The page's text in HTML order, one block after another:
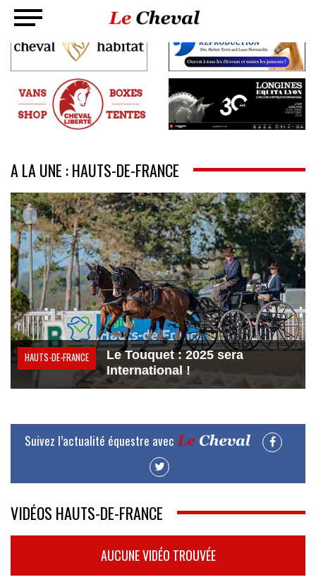
A LA UNE : HAUTS-DE-FRANCE
HAUTS-DE-FRANCE
Le Touquet : 2025 sera
International !
Suivez l’actualité équestre avec
VIDÉOS HAUTS-DE-FRANCE
AUCUNE VIDÉO TROUVÉE